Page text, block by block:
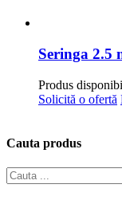
Seringa 2.5
Produs
Solicită o ofertă
Cauta produs